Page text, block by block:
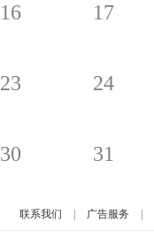
16 17
23 24
30 31
联系我们 广告服务